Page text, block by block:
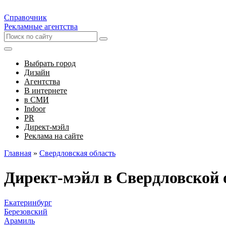
Справочник
Рекламные агентства
Выбрать город
Дизайн
Агентства
В интернете
в СМИ
Indoor
PR
Директ-мэйл
Реклама на сайте
Главная » Свердловская область
Директ-мэйл в Свердловской
Екатеринбург
Березовский
Арамиль